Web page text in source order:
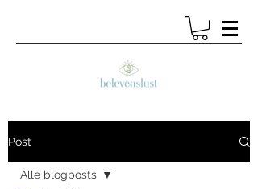
Post
Alle blogposts